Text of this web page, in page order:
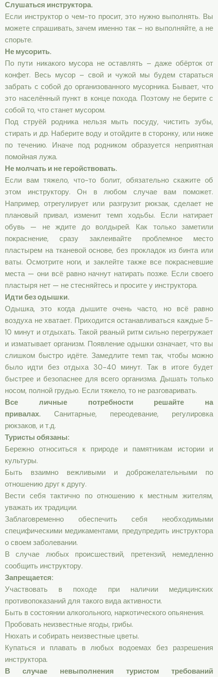
Слушаться инструктора.
Если инструктор о чем-то просит, это нужно выполнять. Вы
можете спрашивать, зачем именно так – но выполняйте, а не
спорьте.
Не мусорить.
По пути никакого мусора не оставлять – даже обёрток от
конфет. Весь мусор – свой и чужой мы будем стараться
забрать с собой до организованного мусорника. Бывает, что
это населённый пункт в конце похода. Поэтому не берите с
собой то, что станет мусором.
Под струёй родника нельзя мыть посуду, чистить зубы,
стирать и др. Наберите воду и отойдите в сторонку, или ниже
по течению. Иначе под родником образуется неприятная
помойная лужа.
Не молчать и не геройствовать.
Если вам тяжело, что-то болит, обязательно скажите об
этом инструктору. Он в любом случае вам поможет.
Например, отрегулирует или разгрузит рюкзак, сделает не
плановый привал, изменит темп ходьбы. Если натирает
обувь — не ждите до волдырей. Как только заметили
покраснение, сразу заклеивайте проблемное место
пластырем на тканевой основе, без прокладок из бинта или
ваты. Осмотрите ноги, и заклейте также все покрасневшие
места — они всё равно начнут натирать позже. Если своего
пластыря нет — не стесняйтесь и просите у инструктора.
Идти без одышки.
Одышка, это когда дышите очень часто, но всё равно
воздуха не хватает. Приходится останавливаться каждые 5-
10 минут и отдыхать. Такой рваный ритм сильно перегружает
и изматывает организм. Появление одышки означает, что вы
слишком быстро идёте. Замедлите темп так, чтобы можно
было идти без отдыха 30-40 минут. Так в итоге будет
быстрее и безопаснее для всего организма. Дышать только
носом, полной грудью. Если тяжело, то не разговаривать.
Все личные потребности решайте на
привалах. Санитарные, переодевание, регулировка
рюкзаков, и т.д.
Туристы обязаны:
Бережно относиться к природе и памятникам истории и
культуры.
Быть взаимно вежливыми и доброжелательными по
отношению друг к другу.
Вести себя тактично по отношению к местным жителям,
уважать их традиции.
Заблаговременно обеспечить себя необходимыми
специфическими медикаментами, предупредить инструктора
о своем заболевании.
В случае любых происшествий, претензий, немедленно
сообщить инструктору.
Запрещается:
Участвовать в походе при наличии медицинских
противопоказаний для такого вида активности.
Быть в состоянии алкогольного, наркотического опьянения.
Пробовать неизвестные ягоды, грибы.
Нюхать и собирать неизвестные цветы.
Купаться и плавать в любых водоемах без разрешения
инструктора.
В случае невыполнения туристом требований